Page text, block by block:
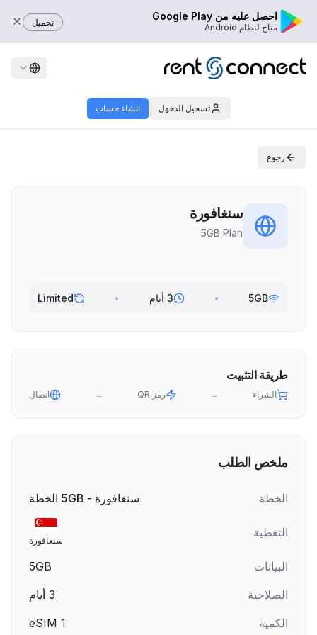
احصل عليه من Google Play
متاح لنظام Android تحميل
تسجيل الدخول إنشاء حساب
رجوع
سنغافورة
5GB Plan
5GB
• 3 أيام •
Limited
طريقة التثبيت
الشراء → رمز QR → اتصال
ملخص الطلب
الخطة سنغافورة - 5GB الخطة
التغطية
سنغافورة
البيانات
5GB
الصلاحية
3 أيام
الكمية
1